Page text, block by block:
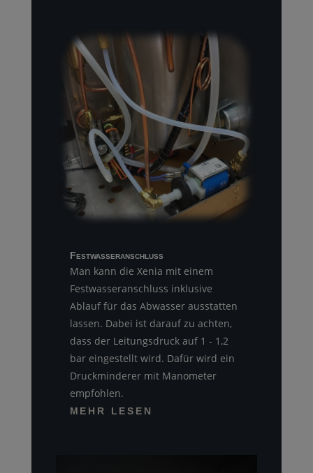
Festwasseranschluß
Man kann die Xenia mit einem
Festwasseranschluss inklusive
Ablauf für das Abwasser ausstatten
lassen. Dabei ist darauf zu achten,
dass der Leitungsdruck auf 1 - 1,2
bar eingestellt wird. Dafür wird ein
Druckminderer mit Manometer
empfohlen.
MEHR LESEN